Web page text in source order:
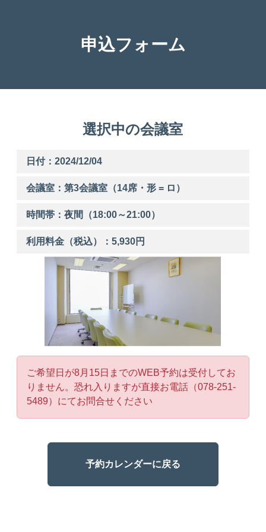
申込フォーム
選択中の会議室
日付：2024/12/04
会議室：第3会議室（14席・形 = ロ）
時間帯：夜間 （18:00～21:00）
利用料金（税込）：5,930円
ご希望日が8月15日までのWEB予約は受付してお
りません。恐れ入りますが直接お電話（078-251-
5489）にてお問合せください
予約カレンダーに戻る